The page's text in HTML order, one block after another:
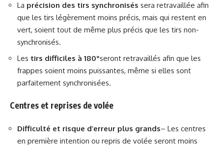
La précision des tirs synchronisés sera retravaillée afin
que les tirs légèrement moins précis, mais qui restent en
vert, soient tout de même plus précis que les tirs non-
synchronisés.
Les tirs difficiles à 180°seront retravaillés afin que les
frappes soient moins puissantes, même si elles sont
parfaitement synchronisées.
Centres et reprises de volée
Difficulté et risque d’erreur plus grands– Les centres
en première intention ou repris de volée seront moins